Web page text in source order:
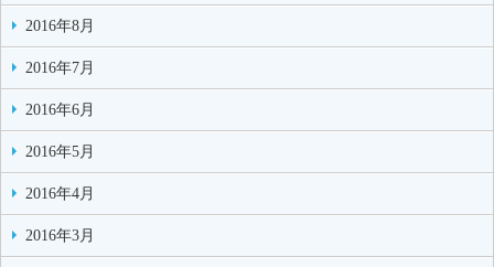
2016年8月
2016年7月
2016年6月
2016年5月
2016年4月
2016年3月